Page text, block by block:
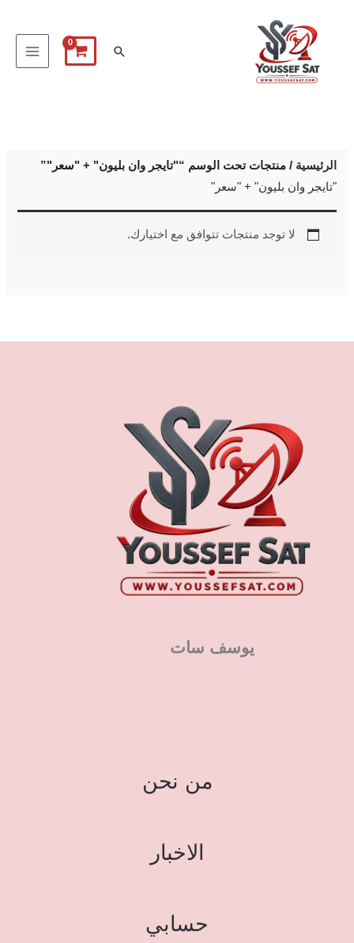
البحث
الرئيسية / منتجات تحت الوسم “"تايجر وان بليون" + "سعر"”
"تايجر وان بليون" + "سعر"
لا توجد منتجات تتوافق مع اختيارك.
يوسف سات
من نحن
الاخبار
حسابي